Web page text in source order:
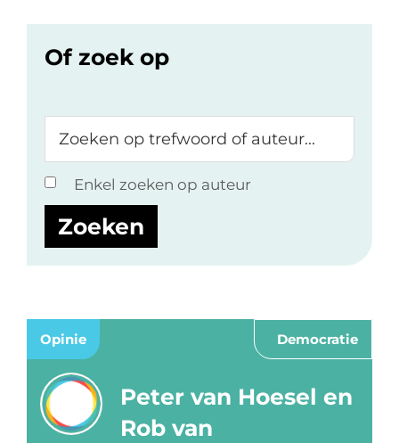
Of zoek op
op
trefwoord
of
auteur...
Enkel zoeken op auteur
Opinie Democratie
Peter van Hoesel en
Rob van